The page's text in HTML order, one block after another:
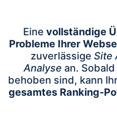
Eine vollständige
Probleme Ihrer
zuverlässige Site
Analyse an.
behoben sind, kann
gesamtes Ranking-